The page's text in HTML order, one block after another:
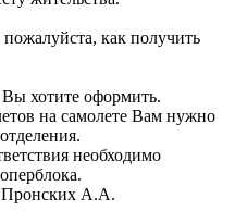
как получить
хотите оформить.
на самолете Вам нужно
необходимо
Пронских А.А.